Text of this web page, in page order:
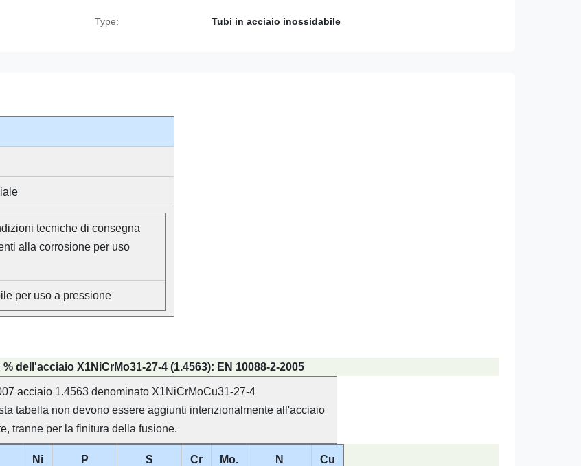
Type: Tubi in acciaio inossidabile
tecniche di consegna
alla corrosione per uso
per uso a pressione
dell'acciaio X1NiCrMo31-27-4 (1.4563): EN 10088-2-2005
acciaio 1.4563 denominato X1NiCrMoCu31-27-4
tabella non devono essere aggiunti intenzionalmente all'acciaio
tranne per la finitura della fusione.
Ni P S Cr Mo. N Cu